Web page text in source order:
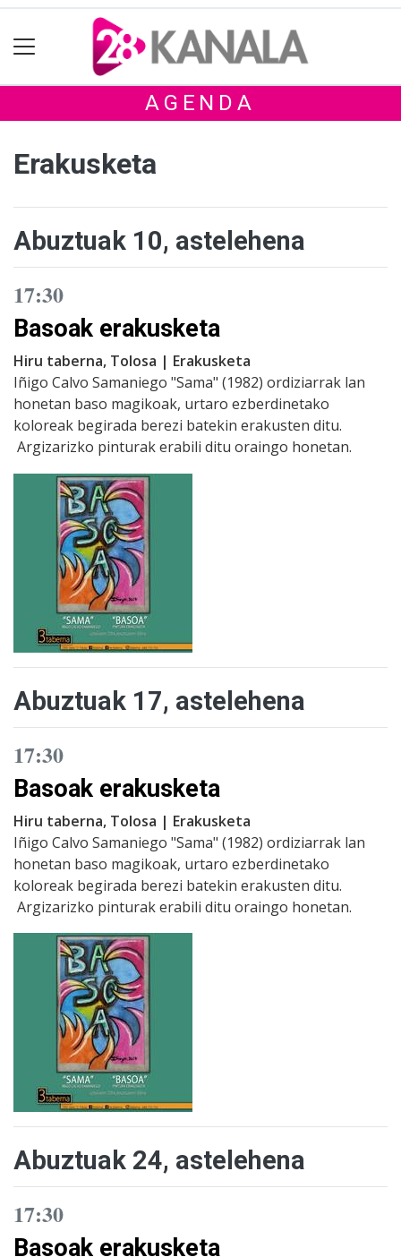
AGENDA
Erakusketa
Abuztuak 10, astelehena
17:30
Basoak erakusketa
Hiru taberna, Tolosa | Erakusketa
Iñigo Calvo Samaniego "Sama" (1982) ordiziarrak lan
honetan baso magikoak, urtaro ezberdinetako
koloreak begirada berezi batekin erakusten ditu.
Argizarizko pinturak erabili ditu oraingo honetan.
Abuztuak 17, astelehena
17:30
Basoak erakusketa
Hiru taberna, Tolosa | Erakusketa
Iñigo Calvo Samaniego "Sama" (1982) ordiziarrak lan
honetan baso magikoak, urtaro ezberdinetako
koloreak begirada berezi batekin erakusten ditu.
Argizarizko pinturak erabili ditu oraingo honetan.
Abuztuak 24, astelehena
17:30
Basoak erakusketa